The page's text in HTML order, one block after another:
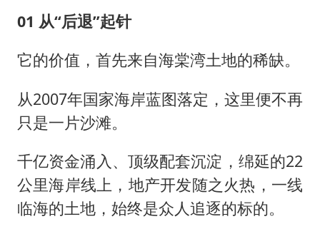
01 从“后退”起针
它的价值，首先来自海棠湾土地的稀缺。
从2007年国家海岸蓝图落定，这里便不再
只是一片沙滩。
千亿资金涌入、顶级配套沉淀，绵延的22
公里海岸线上，地产开发随之火热，一线
临海的土地，始终是众人追逐的标的。